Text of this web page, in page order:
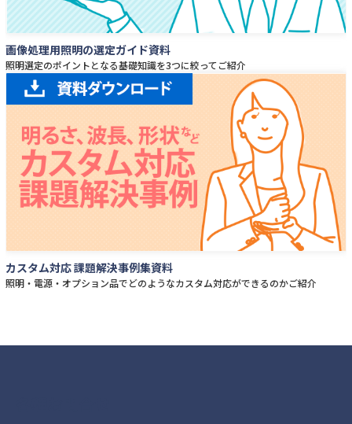
画像処理用照明の選定ガイド資料
照明選定のポイントとなる基礎知識を3つに絞ってご紹介
カスタム対応 課題解決事例集資料
照明・電源・オプション品でどのようなカスタム対応ができるのかご紹介